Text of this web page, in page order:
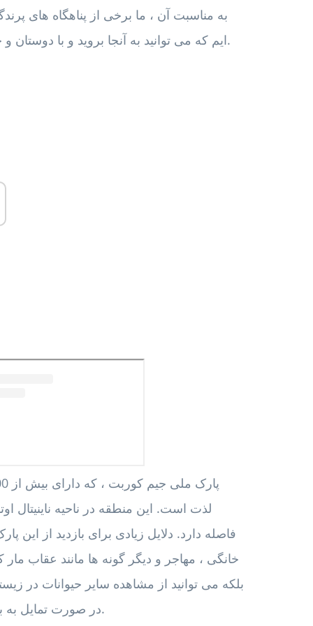
به مناسبت آن ، ما برخی از پناهگاه های
ایم که می توانید به آنجا بروید و با دوستان و خانواده خود در کنار پرندگان زیبا روز خوبی را سپری کنید.
لذت است. این منطقه در ناحیه
فاصله دارد. دلایل زیادی برای بازدید از این
خانگی ، مهاجر و دیگر گونه ها مانند عقاب
بلکه می توانید از مشاهده سایر حیوانات در
در صورت تمایل به بازدید ، اواسط مارس تا پایان آوریل زمان مطلوبی است.